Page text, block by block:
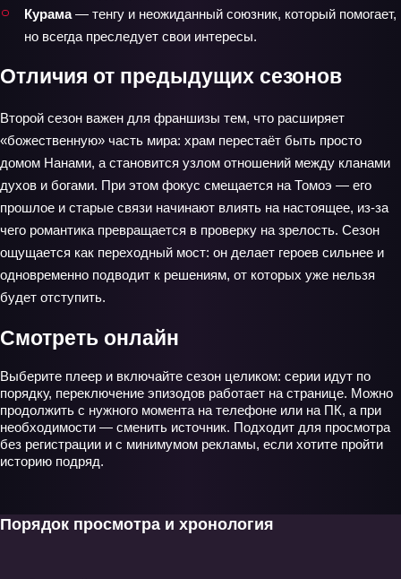
Курама— тенгу и неожиданный союзник, который помогает,
но всегда преследует свои интересы.
Отличия от предыдущих сезонов
Второй сезон важен для франшизы тем, что расширяет
«божественную» часть мира: храм перестаёт быть просто
домом Нанами, а становится узлом отношений между кланами
духов и богами. При этом фокус смещается на Томоэ — его
прошлое и старые связи начинают влиять на настоящее, из‑за
чего романтика превращается в проверку на зрелость. Сезон
ощущается как переходный мост: он делает героев сильнее и
одновременно подводит к решениям, от которых уже нельзя
будет отступить.
Смотреть онлайн
Выберите плеер и включайте сезон целиком: серии идут по
порядку, переключение эпизодов работает на странице. Можно
продолжить с нужного момента на телефоне или на ПК, а при
необходимости — сменить источник. Подходит для просмотра
без регистрации и с минимумом рекламы, если хотите пройти
историю подряд.
Порядок просмотра и хронология